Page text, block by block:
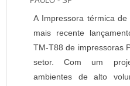
A Impressora térmica
mais recente
TM-T88 de impressoras
setor. Com um
ambientes de alto